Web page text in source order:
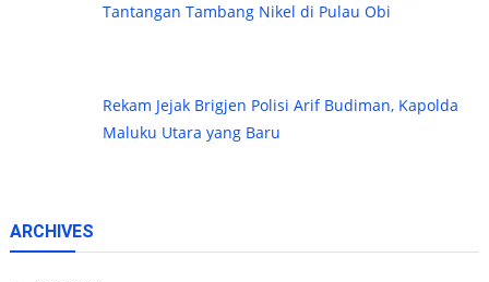
Tantangan Tambang Nikel di Pulau Obi
Rekam Jejak Brigjen Polisi Arif Budiman, Kapolda
Maluku Utara yang Baru
ARCHIVES